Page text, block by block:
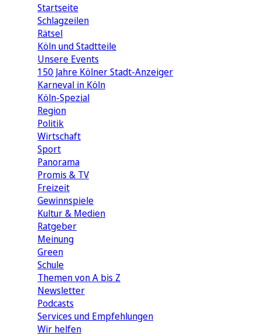
Startseite
Schlagzeilen
Rätsel
Köln und Stadtteile
Unsere Events
150 Jahre Kölner Stadt-Anzeiger
Karneval in Köln
Köln-Spezial
Region
Politik
Wirtschaft
Sport
Panorama
Promis & TV
Freizeit
Gewinnspiele
Kultur & Medien
Ratgeber
Meinung
Green
Schule
Themen von A bis Z
Newsletter
Podcasts
Services und Empfehlungen
Wir helfen